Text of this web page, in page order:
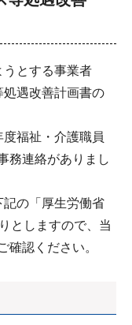
とする事業者
遇改善計画書の
福祉・介護職員
務連絡がありまし
記の「厚生労働省
としますので、当
確認ください。